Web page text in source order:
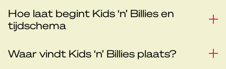
Hoe laat begint Kids ‘n’ Billies en
tijdschema
Waar vindt Kids ‘n’ Billies plaats?